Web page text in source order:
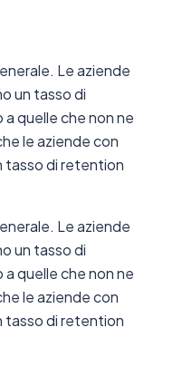
Le aziende
un tasso di
quelle che non ne
le aziende con
tasso di retention
Le aziende
un tasso di
quelle che non ne
le aziende con
tasso di retention